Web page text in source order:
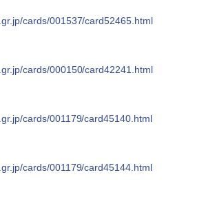
cards/001537/card52465.html
cards/000150/card42241.html
cards/001179/card45140.html
cards/001179/card45144.html